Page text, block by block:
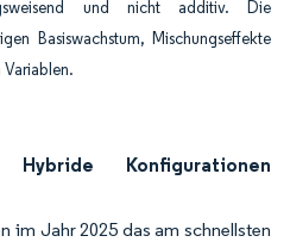
und nicht additiv. Die
Basiswachstum, Mischungseffekte
Konfigurationen
im Jahr 2025 das am schnellsten